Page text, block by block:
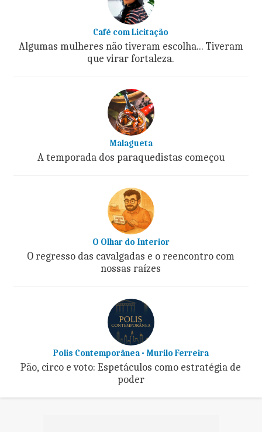
Café com Licitação
Algumas mulheres não tiveram escolha... Tiveram
que virar fortaleza.
Malagueta
A temporada dos paraquedistas começou
O Olhar do Interior
O regresso das cavalgadas e o reencontro com
nossas raízes
Polis Contemporânea - Murilo Ferreira
Pão, circo e voto: Espetáculos como estratégia de
poder